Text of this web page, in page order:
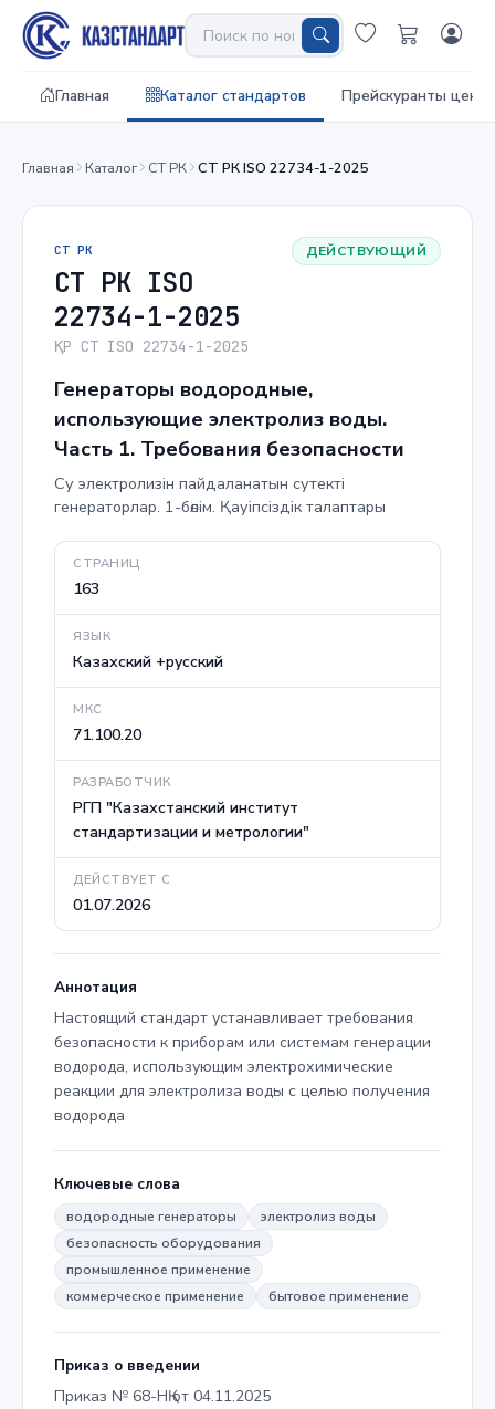
Главная Каталог стандартов Прейскуранты цен
Главная Каталог СТ РК СТ РК ISO 22734-1-2025
СТ РК
СТ РК ISO
22734-1-2025
ҚР СТ ISO 22734-1-2025
ДЕЙСТВУЮЩИЙ
Генераторы водородные,
использующие электролиз воды.
Часть 1. Требования безопасности
Су электролизін пайдаланатын сутекті
генераторлар. 1-бөлім. Қауіпсіздік талаптары
СТРАНИЦ
163
ЯЗЫК
Казахский +русский
МКС
71.100.20
РАЗРАБОТЧИК
РГП "Казахстанский институт
стандартизации и метрологии"
ДЕЙСТВУЕТ С
01.07.2026
Аннотация
Настоящий стандарт устанавливает требования
безопасности к приборам или системам генерации
водорода, использующим электрохимические
реакции для электролиза воды с целью получения
водорода
Ключевые слова
водородные генераторы
электролиз воды
безопасность оборудования
промышленное применение
коммерческое применение
бытовое применение
Приказ о введении
Приказ № 68-НҚ от 04.11.2025